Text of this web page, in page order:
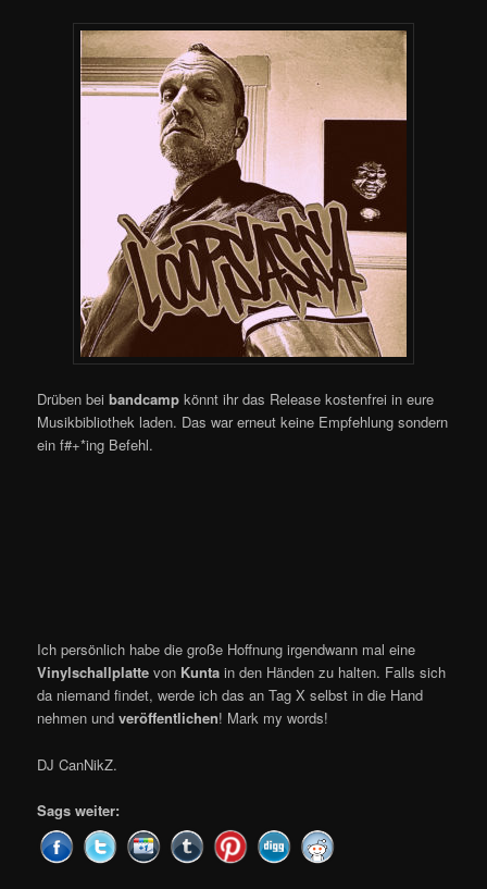
Drüben beibandcamp könnt ihr das Release kostenfrei in eure
Musikbibliothek laden. Das war erneut keine Empfehlung sondern
ein f#+*ing Befehl.
Ich persönlich habe die große Hoffnung irgendwann mal eine
Vinylschallplatte von Kunta in den Händen zu halten. Falls sich
da niemand findet, werde ich das an Tag X selbst in die Hand
nehmen undveröffentlichen! Mark my words!
DJ CanNikZ.
Sags weiter: